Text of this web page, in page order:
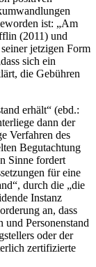
ist: „Am
(2011) und
jetzigen Form
sich ein
die Gebühren
erhält“ (ebd.:
dann der
Verfahren des
Begutachtung
Sinne fordert
für eine
durch die „die
Instanz
an, dass
Personenstand
oder der
zertifizierte